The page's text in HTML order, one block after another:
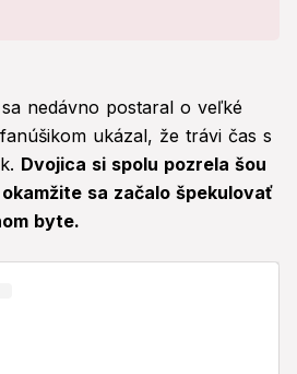
nedávno postaral o veľké
ukázal, že trávi čas s
Dvojica si spolu pozrela šou
sa začalo špekulovať
byte.